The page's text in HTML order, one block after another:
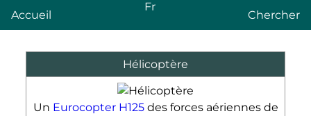
Accueil
Fr
Chercher
Hélicoptère
Un Eurocopter H125des forces aériennes de